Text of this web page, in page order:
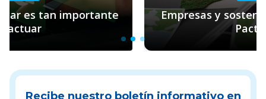
Empresas y sostenibilidad: el rol clave de
Pacto Global
Recibe nuestro boletín informativo en